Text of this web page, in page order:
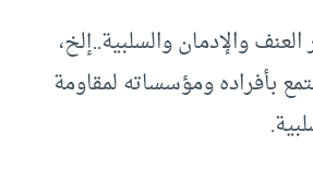
والإدمان والسلبية..إلخ،
بأفراده ومؤسساته لمقاومة